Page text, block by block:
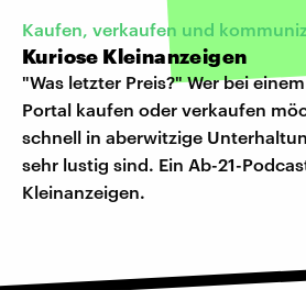
Kaufen, verkaufen und
Kuriose Kleinanzeigen
"Was letzter Preis?" Wer bei
Portal kaufen oder verkaufen
schnell in aberwitzige
sehr lustig sind. Ein Ab-21-
Kleinanzeigen.